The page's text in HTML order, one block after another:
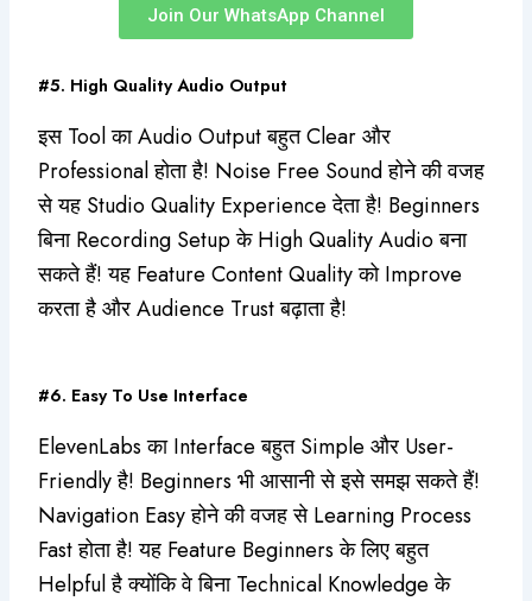
Join Our WhatsApp Channel
#5. High Quality Audio Output
इस Tool का Audio Output बहुत Clear और
Professional होता है! Noise Free Sound होने की वजह
से यह Studio Quality Experience देता है! Beginners
बिना Recording Setup के High Quality Audio बना
सकते हैं! यह Feature Content Quality को Improve
करता है और Audience Trust बढ़ाता है!
#6. Easy To Use Interface
ElevenLabs का Interface बहुत Simple और User-
Friendly है! Beginners भी आसानी से इसे समझ सकते हैं!
Navigation Easy होने की वजह से Learning Process
Fast होता है! यह Feature Beginners के लिए बहुत
Helpful है क्योंकि वे बिना Technical Knowledge के